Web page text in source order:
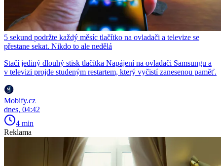
5 sekund podržte každý měsíc tlačítko na ovladači a televize se
přestane sekat. Nikdo to ale nedělá
Stačí jediný dlouhý stisk tlačítka Napájení na ovladači Samsungu a
v televizi projde studeným restartem, který vyčistí zanesenou paměť.
Mobify.cz
dnes, 04:42
4 min
Reklama